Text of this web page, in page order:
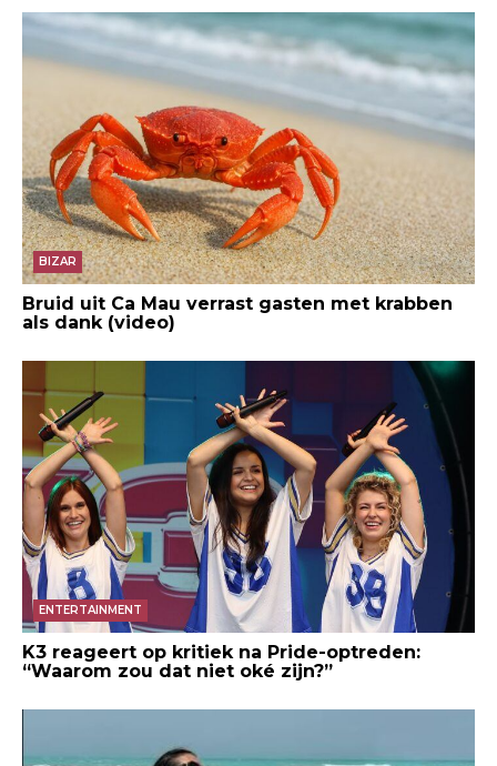
BIZAR
Bruid uit Ca Mau verrast gasten met krabben
als dank (video)
ENTERTAINMENT
K3 reageert op kritiek na Pride-optreden:
“Waarom zou dat niet oké zijn?”